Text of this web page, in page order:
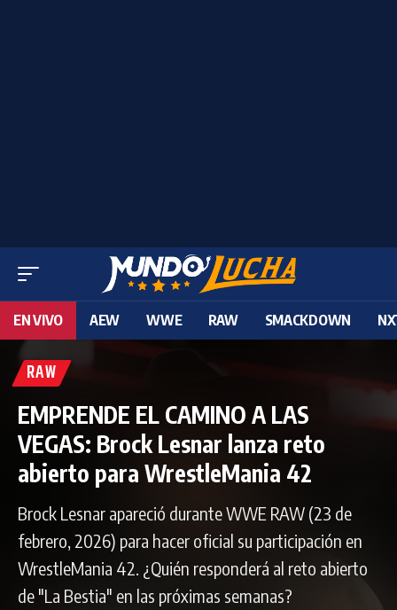
EN VIVO AEW WWE RAW SMACKDOWN
RAW
EMPRENDE EL CAMINO A LAS
VEGAS: Brock Lesnar lanza reto
abierto para WrestleMania 42
Brock Lesnar apareció durante WWE RAW (23 de
febrero, 2026) para hacer oficial su participación en
WrestleMania 42. ¿Quién responderá al reto abierto
de "La Bestia" en las próximas semanas?